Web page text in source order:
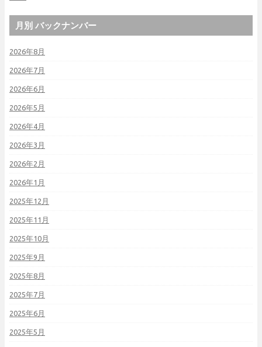
月別 バックナンバー
2026年8月
2026年7月
2026年6月
2026年5月
2026年4月
2026年3月
2026年2月
2026年1月
2025年12月
2025年11月
2025年10月
2025年9月
2025年8月
2025年7月
2025年6月
2025年5月